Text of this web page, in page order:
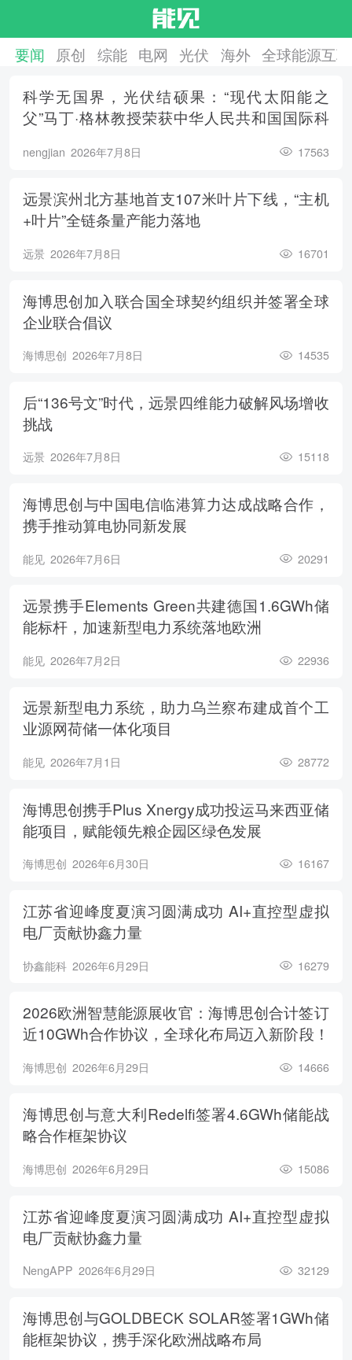
要闻 原创 综能 电网 光伏 海外 全球能源互
科学无国界，光伏结硕果：“现代太阳能之
父”马丁·格林教授荣获中华人民共和国国际科
nengjian 2026年7月8日 17563
远景滨州北方基地首支107米叶片下线，“主机
+叶片”全链条量产能力落地
远景 2026年7月8日 16701
海博思创加入联合国全球契约组织并签署全球
企业联合倡议
海博思创 2026年7月8日 14535
后“136号文”时代，远景四维能力破解风场增收
挑战
远景 2026年7月8日 15118
海博思创与中国电信临港算力达成战略合作，
携手推动算电协同新发展
能见 2026年7月6日 20291
远景携手Elements Green共建德国1.6GWh储
能标杆，加速新型电力系统落地欧洲
能见 2026年7月2日 22936
远景新型电力系统，助力乌兰察布建成首个工
业源网荷储一体化项目
能见 2026年7月1日 28772
海博思创携手Plus Xnergy成功投运马来西亚储
能项目，赋能领先粮企园区绿色发展
海博思创 2026年6月30日 16167
江苏省迎峰度夏演习圆满成功 AI+直控型虚拟
电厂贡献协鑫力量
协鑫能科 2026年6月29日 16279
2026欧洲智慧能源展收官：海博思创合计签订
近10GWh合作协议，全球化布局迈入新阶段！
海博思创 2026年6月29日 14666
海博思创与意大利Redelfi签署4.6GWh储能战
略合作框架协议
海博思创 2026年6月29日 15086
江苏省迎峰度夏演习圆满成功 AI+直控型虚拟
电厂贡献协鑫力量
NengAPP 2026年6月29日 32129
海博思创与GOLDBECK SOLAR签署1GWh储
能框架协议，携手深化欧洲战略布局